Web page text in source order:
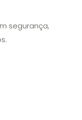
segurança,